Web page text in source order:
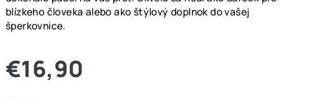
blízkeho človeka alebo ako štýlový doplnok do vašej
šperkovnice.
€16,90